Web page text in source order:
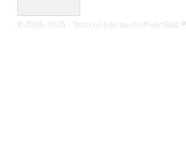
©2006-2025 - Toàn bộ bản quyền thuộc Báo